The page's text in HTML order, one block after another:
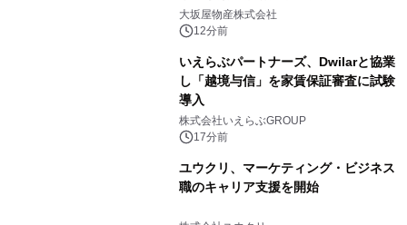
大坂屋物産株式会社
12分前
いえらぶパートナーズ、Dwilarと協業
し「越境与信」を家賃保証審査に試験
導入
株式会社いえらぶGROUP
17分前
ユウクリ、マーケティング・ビジネス
職のキャリア支援を開始